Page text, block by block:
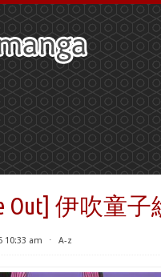
Out] 伊吹童子
10:33 am ⋅ A-z